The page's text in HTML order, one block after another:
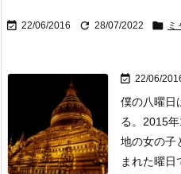
 22/06/2016  28/07/2022  ミ
 22/06/
僕の八曜日
る。 2015
地の女の子
まれた曜日